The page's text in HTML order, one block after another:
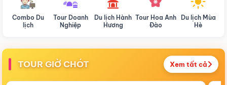
Combo Du
lịch
Tour Doanh
Nghiệp
Du lịch Hành
Hương
Tour Hoa Anh
Đào
Du lịch Mùa
Hè
TOUR GIỜ CHÓT Xem tất cả
Điểm nổi bật